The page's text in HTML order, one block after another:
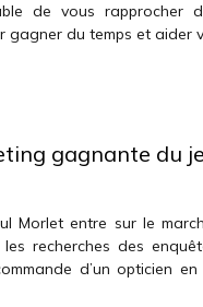
de vous rapprocher
gagner du temps et aider
gagnante du
Morlet entre sur le
recherches des
d’un opticien